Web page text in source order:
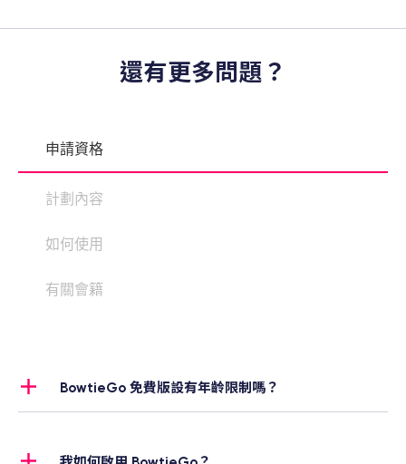
還有更多問題？
申請資格
計劃內容
如何使用
有關會籍
BowtieGo 免費版設有年齡限制嗎？
計劃會員 (受保障人士)：BowtieGo 免費版則不設